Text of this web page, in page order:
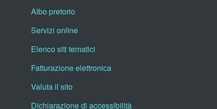
Albo pretorio
Servizi online
Elenco siti tematici
Fatturazione elettronica
Valuta il sito
Dichiarazione di accessibilità